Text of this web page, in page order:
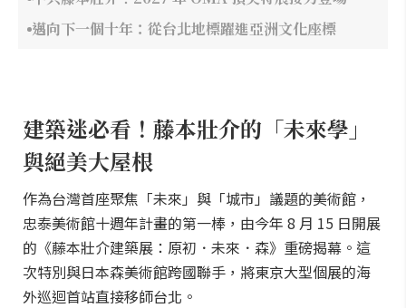
邁向下一個十年：從台北地標躍進亞洲文化座標
建築迷必看！藤本壯介的「未來學」
與絕美大屋根
作為台灣首座聚焦「未來」與「城市」議題的美術館，
忠泰美術館十週年計畫的第一棒，由今年 8 月 15 日開展
的《藤本壯介建築展：原初．未來．森》重磅揭幕。這
次特別與日本森美術館跨國聯手，將東京大型個展的海
外巡迴首站直接移師台北。